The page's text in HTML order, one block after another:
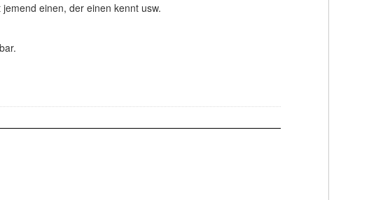
einen, der einen kennt usw.